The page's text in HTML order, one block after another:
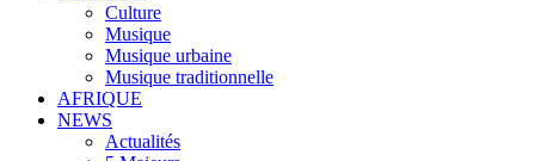
Culture
Musique
Musique urbaine
Musique traditionnelle
AFRIQUE
NEWS
Actualités